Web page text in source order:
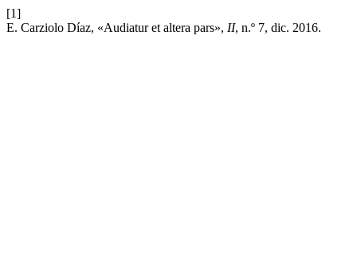
[1]
E. Carziolo Díaz, «Audiatur et altera pars», II, n.º 7, dic. 2016.